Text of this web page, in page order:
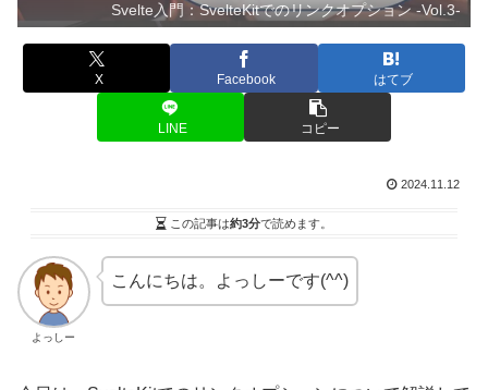
Svelte入門：SvelteKitでのリンクオプション -Vol.3-
X Facebook はてブ
LINE コピー
2024.11.12
この記事は約3分で読めます。
よっしー
こんにちは。よっしーです(^^)